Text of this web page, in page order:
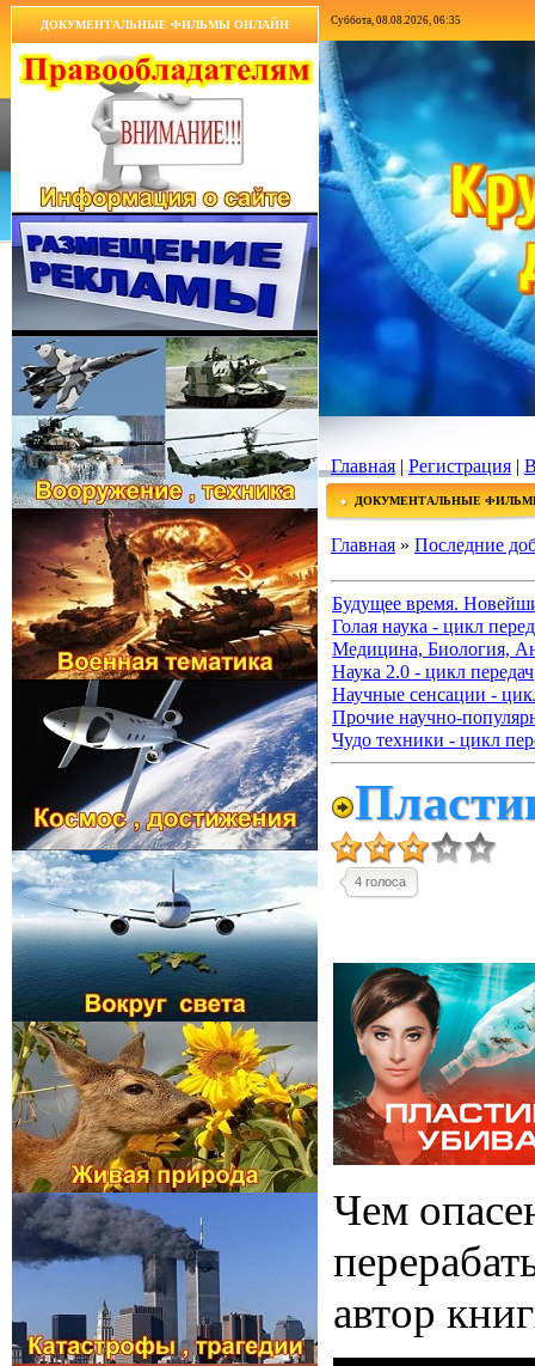
ДОКУМЕНТАЛЬНЫЕ ФИЛЬМЫ ОНЛАЙН Суббота, 08.08.2026, 06:35
Главная|Регистрация |
ДОКУМЕНТАЛЬНЫЕ
Главная » Последние
Будущее время.
Голая наука - цикл
Медицина, Биология,
Наука 2.0 - цикл передач
Научные сенсации -
Прочие научно-
Чудо техники - цикл
4 голоса
Чем
автор